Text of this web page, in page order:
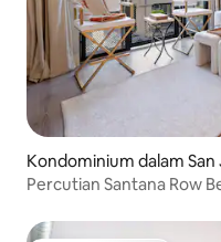
Kondominium dalam San
Percutian Santana Row